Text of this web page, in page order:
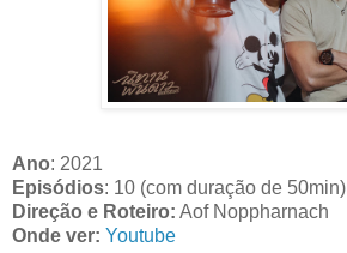
Ano: 2021
Episódios: 10 (com duração de 50min)
Direção e Roteiro: Aof Noppharnach
Onde ver: Youtube